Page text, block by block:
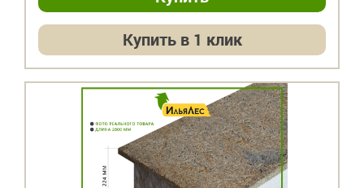
Купить в 1 клик